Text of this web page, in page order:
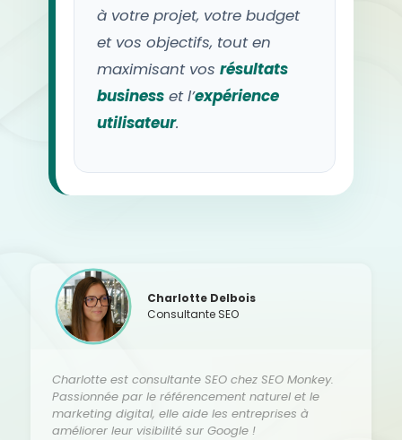
à votre projet, votre budget
et vos objectifs, tout en
maximisant vos résultats
business et l’expérience
utilisateur.
Charlotte Delbois
Consultante SEO
Charlotte est consultante SEO chez SEO Monkey.
Passionnée par le référencement naturel et le
marketing digital, elle aide les entreprises à
améliorer leur visibilité sur Google !